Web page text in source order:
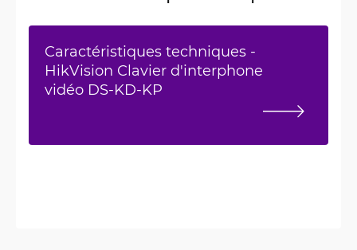
Caractéristiques techniques -
HikVision Clavier d'interphone
vidéo DS-KD-KP